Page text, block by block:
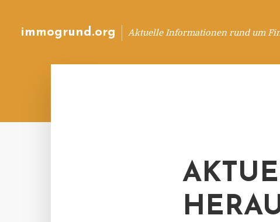
immogrund.org Aktuelle Informationen rund um